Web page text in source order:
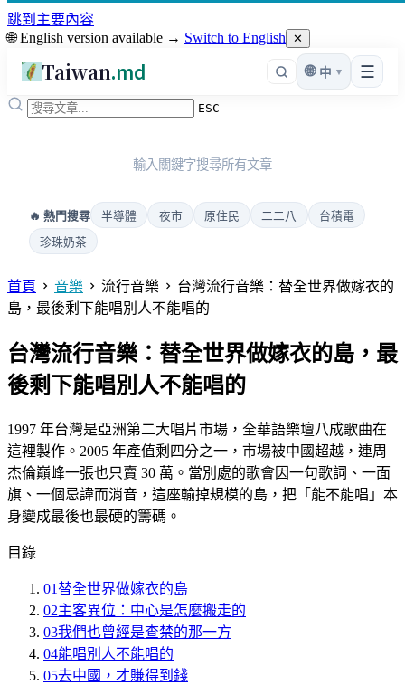
跳到主要內容
🌐 English version available → Switch to English ✕
Taiwan.md ☰
🌐 中 ▾
ESC
輸入關鍵字搜尋所有文章
🔥 熱門搜尋 半導體 夜市 原住民 二二八
台積電
珍珠奶茶
首頁 音樂 流行音樂
台灣流行音樂：替全世界做嫁衣的
島，最後剩下能唱別人不能唱的
台灣流行音樂：替全世界做嫁衣的島，最
後剩下能唱別人不能唱的
1997 年台灣是亞洲第二大唱片市場，全華語樂壇八成歌曲在
這裡製作。2005 年產值剩四分之一，市場被中國超越，連周
杰倫巔峰一張也只賣 30 萬。當別處的歌會因一句歌詞、一面
旗、一個忌諱而消音，這座輸掉規模的島，把「能不能唱」本
身變成最後也最硬的籌碼。
目錄
01 替全世界做嫁衣的島
02主客異位：中心是怎麼搬走的
03我們也曾經是查禁的那一方
04能唱別人不能唱的
05去中國，才賺得到錢